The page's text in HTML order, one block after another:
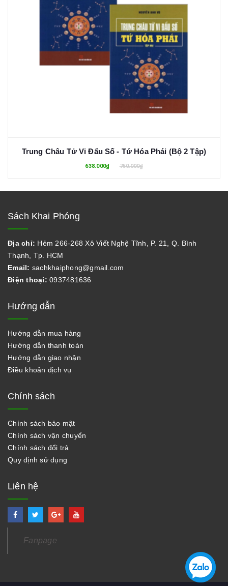
Trung Châu Tử Vi Đẩu Số - Tứ Hóa Phái (Bộ 2 Tập)
638.000₫ 750.000₫
Sách Khai Phóng
Địa chỉ: Hẻm 266-268 Xô Viết Nghệ Tĩnh, P. 21, Q. Bình
Thạnh, Tp. HCM
Email: sachkhaiphong@gmail.com
Điện thoại: 0937481636
Hướng dẫn
Hướng dẫn mua hàng
Hướng dẫn thanh toán
Hướng dẫn giao nhận
Điều khoản dịch vụ
Chính sách
Chính sách bảo mật
Chính sách vận chuyển
Chính sách đổi trả
Quy định sử dụng
Liên hệ
Fanpage